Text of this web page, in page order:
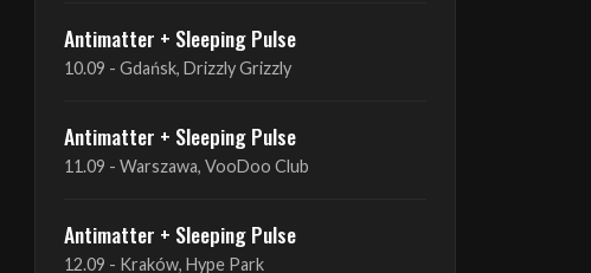
Antimatter + Sleeping Pulse
11.09 - Warszawa, VooDoo Club
Antimatter + Sleeping Pulse
12.09 - Kraków, Hype Park
Amelia Tokarska - Celtic Tales Quartet